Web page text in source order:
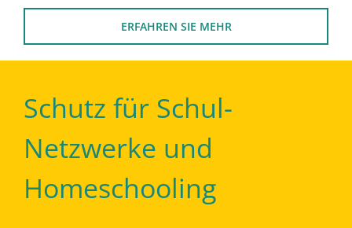
ERFAHREN SIE MEHR
Schutz für Schul-
Netzwerke und
Homeschooling